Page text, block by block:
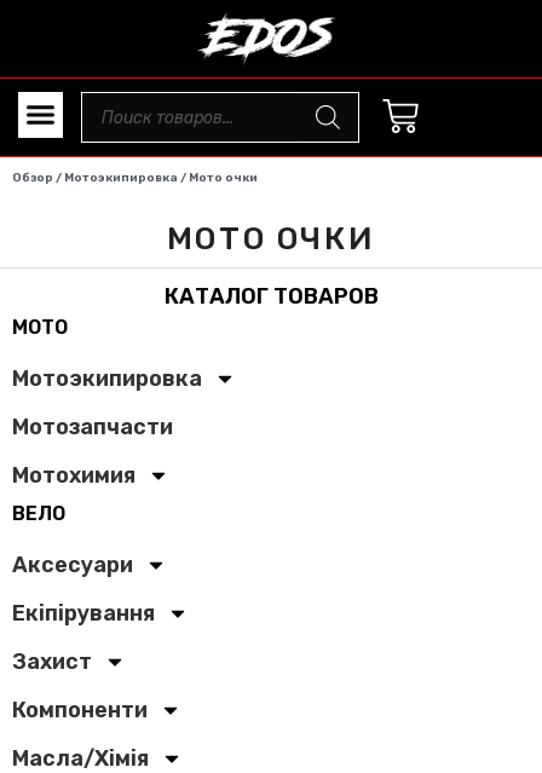
Обзор / Мотоэкипировка / Мото очки
МОТО ОЧКИ
КАТАЛОГ ТОВАРОВ
МОТО
Мотоэкипировка
Мотозапчасти
Мотохимия
ВЕЛО
Аксесуари
Екіпірування
Захист
Компоненти
Масла/Хімія